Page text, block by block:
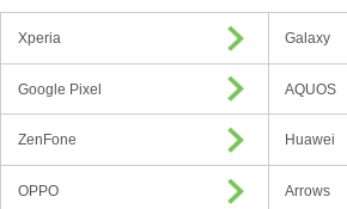
Xperia Galaxy
Google Pixel AQUOS
ZenFone Huawei
OPPO Arrows